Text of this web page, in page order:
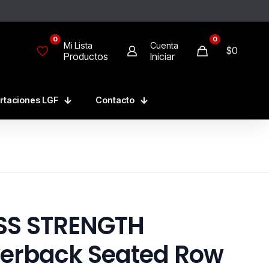
0
Mi Lista
Productos
Cuenta
Iniciar
0
$0
LGF Contacto
STRENGTH
Seated Row